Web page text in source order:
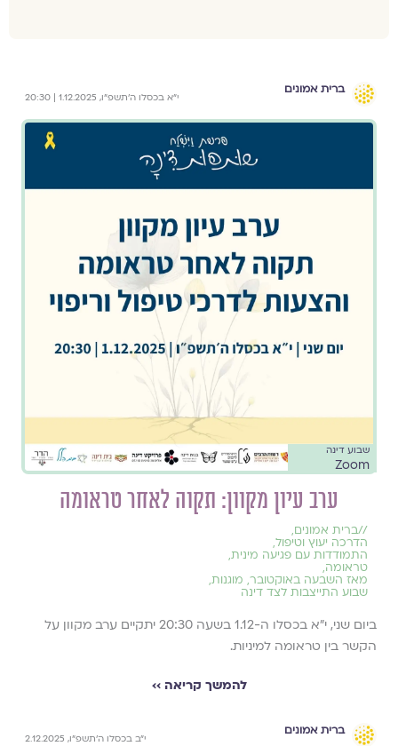
ברית אמונים
י״א בכסלו ה׳תשפ״ו, 1.12.2025 | 20:30
שבוע דינה
Zoom
ערב עיון מקוון: תקוה לאחר טראומה
//ברית אמונים,
הדרכה יעוץ וטיפול,
התמודדות עם פגיעה מינית,
טראומה,
מאז השבעה באוקטובר, מוגנות,
שבוע התייצבות לצד דינה
ביום שני, י״א בכסלו ה-1.12 בשעה 20:30 יתקיים ערב מקוון על
הקשר בין טראומה למיניות.
להמשך קריאה ››
ברית אמונים
י״ב בכסלו ה׳תשפ״ו, 2.12.2025